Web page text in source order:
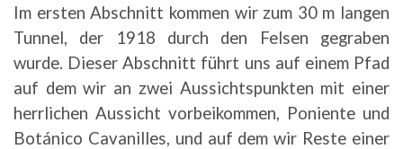
Im ersten Abschnitt kommen wir zum 30 m langen
Tunnel, der 1918 durch den Felsen gegraben
wurde. Dieser Abschnitt führt uns auf einem Pfad
auf dem wir an zwei Aussichtspunkten mit einer
herrlichen Aussicht vorbeikommen, Poniente und
Botánico Cavanilles, und auf dem wir Reste einer